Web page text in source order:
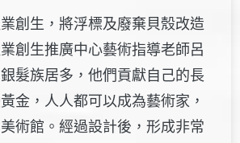
創生，將浮標及廢棄貝殼改造
創生推廣中心藝術指導老師呂
髮族居多，他們貢獻自己的長
金，人人都可以成為藝術家，
術館。經過設計後，形成非常